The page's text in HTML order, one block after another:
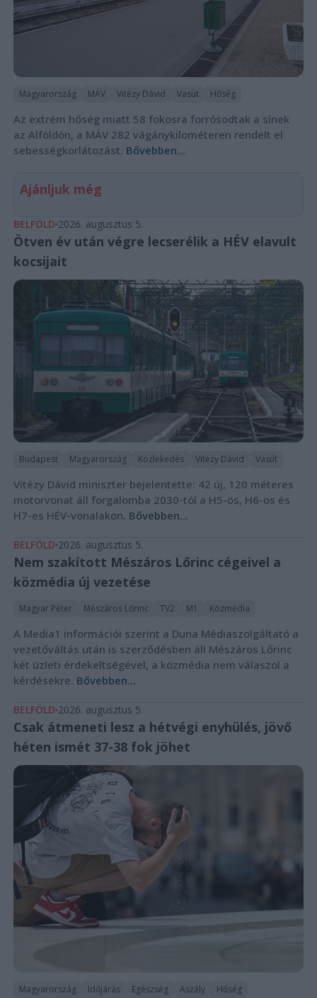
Magyarország MÁV Vitézy Dávid Vasút Hőség
Az extrém hőség miatt 58 fokosra forrósodtak a sínek
az Alföldön, a MÁV 282 vágánykilométeren rendelt el
sebességkorlátozást. Bővebben...
Ajánljuk még
BELFÖLD 2026. augusztus 5.
Ötven év után végre lecserélik a HÉV elavult
kocsijait
Budapest Magyarország Közlekedés Vitézy Dávid Vasút
Vitézy Dávid miniszter bejelentette: 42 új, 120 méteres
motorvonat áll forgalomba 2030-tól a H5-ös, H6-os és
H7-es HÉV-vonalakon. Bővebben...
BELFÖLD 2026. augusztus 5.
Nem szakított Mészáros Lőrinc cégeivel a
közmédia új vezetése
Magyar Péter Mészáros Lőrinc TV2 M1 Közmédia
A Media1 információi szerint a Duna Médiaszolgáltató a
vezetőváltás után is szerződésben áll Mészáros Lőrinc
két üzleti érdekeltségével, a közmédia nem válaszol a
kérdésekre. Bővebben...
BELFÖLD 2026. augusztus 5.
Csak átmeneti lesz a hétvégi enyhülés, jövő
héten ismét 37-38 fok jöhet
Magyarország Időjárás Egészség Aszály Hőség